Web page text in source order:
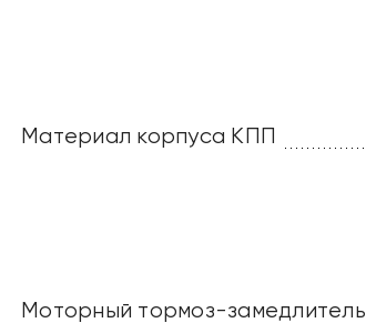
Материал корпуса КПП
Моторный тормоз-замедлитель